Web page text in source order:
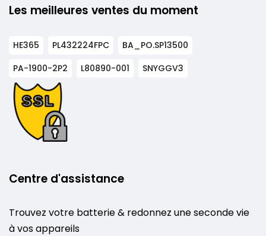
Les meilleures ventes du moment
HE365 PL432224FPC
BA_PO.SP13500
PA-1900-2P2
L80890-001 SNYGGV3
Centre d'assistance
Trouvez votre batterie & redonnez une seconde vie
à vos appareils